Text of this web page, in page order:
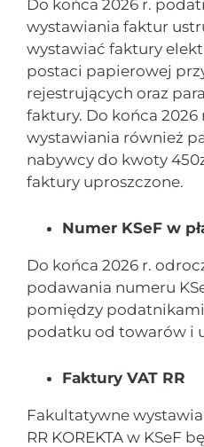
Do końca 2026 r.
wystawiania faktur
wystawiać faktury
postaci papierowej
rejestrujących oraz
faktury. Do końca
wystawiania również
nabywcy do kwoty
faktury uproszczone.
Numer KSeF w
Do końca 2026 r.
podawania numeru
pomiędzy
podatku od towarów i
Faktury VAT RR
Fakultatywne
RR KOREKTA w KSeF